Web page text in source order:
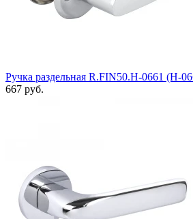
Ручка раздельная R.FIN50.H-0661 (H-
667 руб.